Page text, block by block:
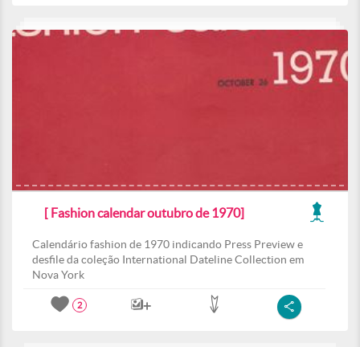
[ Fashion calendar outubro de 1970]
Calendário fashion de 1970 indicando Press Preview e
desfile da coleção International Dateline Collection em
Nova York
2